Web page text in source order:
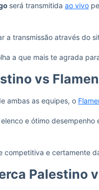
será transmitida ao vivo
a transmissão através do
a que mais te agrada
vs
ambas as equipes, o
e ótimo
competitiva e certamente
Palestino